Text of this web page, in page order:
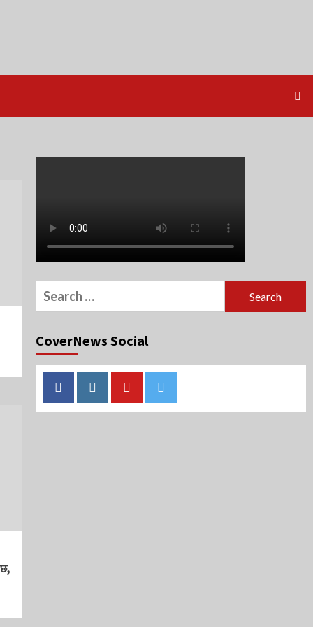
Search
for:
CoverNews Social
FacebookInstagramYoutubeTwitter